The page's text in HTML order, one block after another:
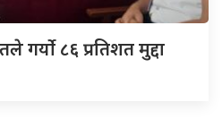
गर्यो ८६ प्रतिशत मुद्दा